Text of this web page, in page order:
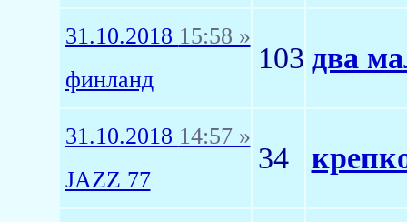
31.10.2018 15:58 »
финланд
103 два
31.10.2018 14:57 »
JAZZ 77
34